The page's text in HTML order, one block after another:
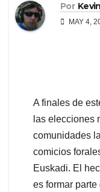
Por
MAY 4,
A finales de
las elecciones
comunidades
comicios
Euskadi. El
es formar parte